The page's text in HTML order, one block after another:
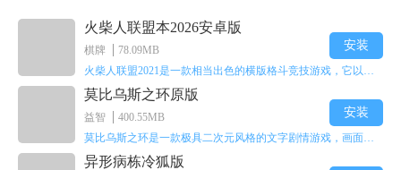
火柴人联盟本2026安卓版
棋牌
78.09MB
安装
莫比乌斯之环原版
益智
400.55MB
安装
异形病栋冷狐版